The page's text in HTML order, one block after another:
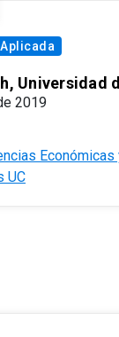
Universidad
2019
Económicas
UC